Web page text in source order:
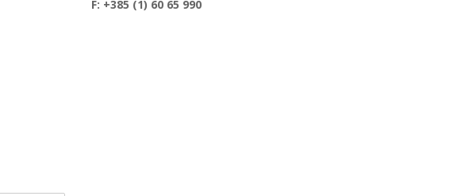
F: +385 (1) 60 65 990